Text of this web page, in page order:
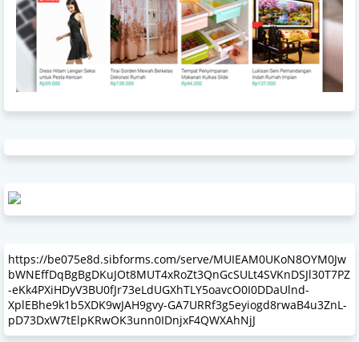
https://be075e8d.sibforms.com/serve/MUIEAM0UKoN8OYM0Jw
bWNEffDqBgBgDKuJOt8MUT4xRoZt3QnGcSULt4SVKnDSJl30T7PZ
-eKk4PXiHDyV3BU0fJr73eLdUGXhTLY5oavcO0I0DDaUlnd-
XplEBhe9k1b5XDK9wJAH9gvy-GA7URRf3g5eyiogd8rwaB4u3ZnL-
pD73DxW7tElpKRwOK3unn0IDnjxF4QWXAhNjJ